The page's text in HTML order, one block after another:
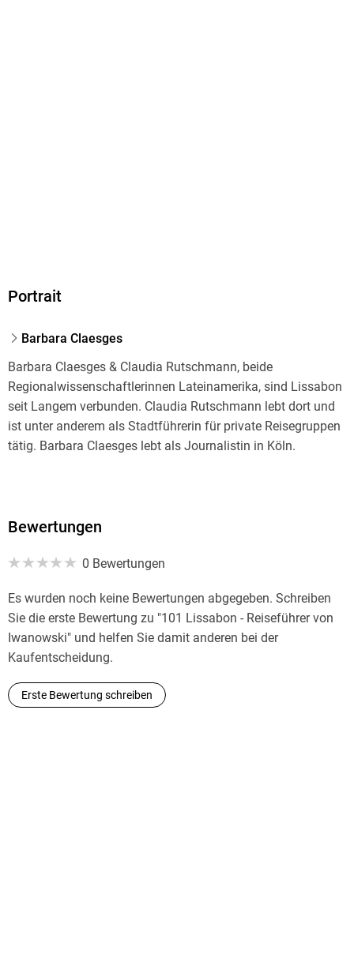
Portrait
Barbara Claesges
Barbara Claesges & Claudia Rutschmann, beide
Regionalwissenschaftlerinnen Lateinamerika, sind Lissabon
seit Langem verbunden. Claudia Rutschmann lebt dort und
ist unter anderem als Stadtführerin für private Reisegruppen
tätig. Barbara Claesges lebt als Journalistin in Köln.
Bewertungen
0 Bewertungen
Es wurden noch keine Bewertungen abgegeben. Schreiben
Sie die erste Bewertung zu "101 Lissabon - Reiseführer von
Iwanowski" und helfen Sie damit anderen bei der
Kaufentscheidung.
Erste Bewertung schreiben